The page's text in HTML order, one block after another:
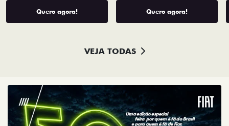
Quero agora! Quero agora!
VEJA TODAS